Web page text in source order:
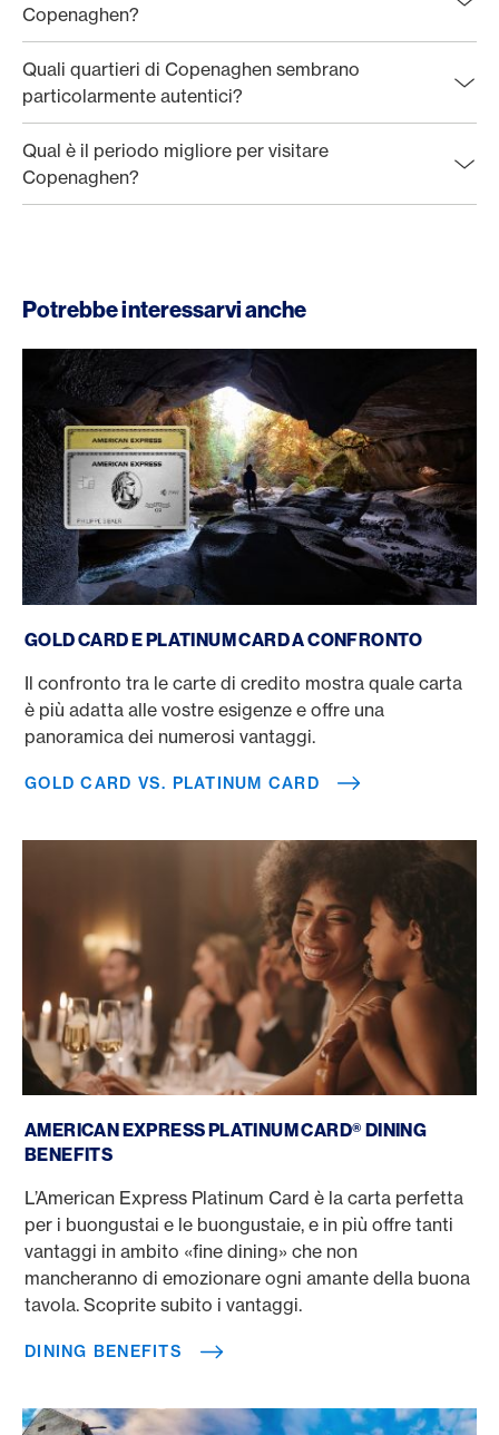
Copenaghen?
Quali quartieri di Copenaghen sembrano
particolarmente autentici?
Qual è il periodo migliore per visitare
Copenaghen?
Potrebbe interessarvi anche
GOLD CARD E PLATINUM CARD A CONFRONTO
Il confronto tra le carte di credito mostra quale carta
è più adatta alle vostre esigenze e offre una
panoramica dei numerosi vantaggi.
GOLD CARD VS. PLATINUM CARD
AMERICAN EXPRESS PLATINUM CARD® DINING
BENEFITS
L’American Express Platinum Card è la carta perfetta
per i buongustai e le buongustaie, e in più offre tanti
vantaggi in ambito «fine dining» che non
mancheranno di emozionare ogni amante della buona
tavola. Scoprite subito i vantaggi.
DINING BENEFITS